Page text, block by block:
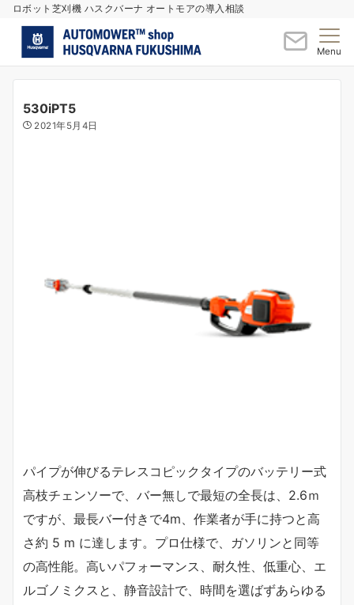
ロボット芝刈機 ハスクバーナ オートモアの導入相談
Menu
530iPT5
2021年5月4日
パイプが伸びるテレスコピックタイプのバッテリー式
高枝チェンソーで、バー無しで最短の全長は、2.6ｍ
ですが、最長バー付きで4m、作業者が手に持つと高
さ約 5 m に達します。プロ仕様で、ガソリンと同等
の高性能。高いパフォーマンス、耐久性、低重心、エ
ルゴノミクスと、静音設計で、時間を選ばずあらゆる